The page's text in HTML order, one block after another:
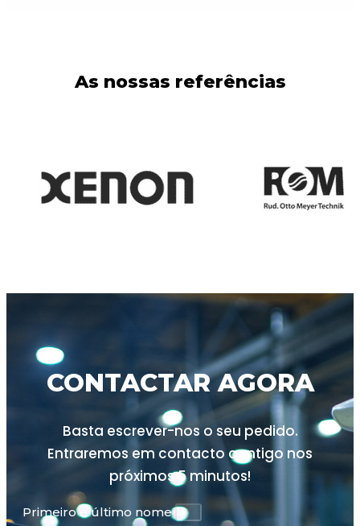
As nossas referências
CONTACTAR AGORA
Basta escrever-nos o seu pedido.
Entraremos em contacto contigo nos
próximos5 minutos!
Primeiro e último nome